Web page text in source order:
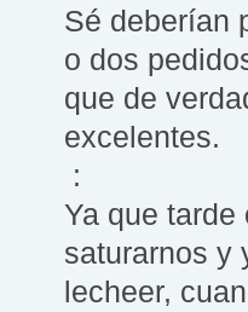
Sé deberían
o dos
que de
excelentes.
:
Ya que tarde
saturarnos y
lecheer,